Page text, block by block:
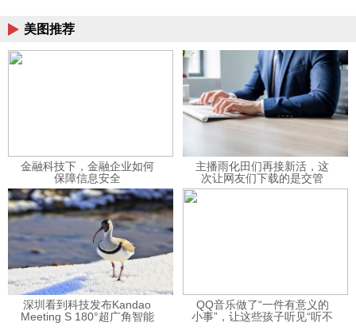
美图推荐
金融科技下，金融企业如何
保障信息安全
主播雨化田们再接新活，这
次让网友们下载的是交管
12123APP
深圳看到科技发布Kandao
Meeting S 180°超广角智能
QQ音乐做了“一件有意义的
小事”，让这些孩子听见“听不